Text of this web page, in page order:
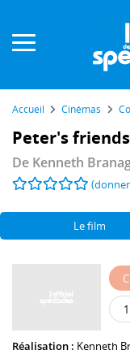
Accueil Cinémas
Peter's friends
De Kenneth
Le film
Réalisation : Kenneth